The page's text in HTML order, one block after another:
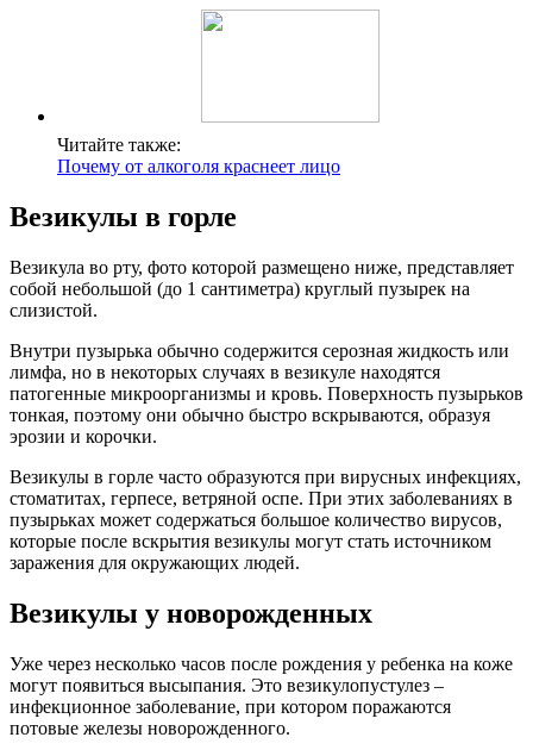
Читайте также:
Почему от алкоголя краснеет лицо
Везикулы в горле
Везикула во рту, фото которой размещено ниже, представляет
собой небольшой (до 1 сантиметра) круглый пузырек на
слизистой.
Внутри пузырька обычно содержится серозная жидкость или
лимфа, но в некоторых случаях в везикуле находятся
патогенные микроорганизмы и кровь. Поверхность пузырьков
тонкая, поэтому они обычно быстро вскрываются, образуя
эрозии и корочки.
Везикулы в горле часто образуются при вирусных инфекциях,
стоматитах, герпесе, ветряной оспе. При этих заболеваниях в
пузырьках может содержаться большое количество вирусов,
которые после вскрытия везикулы могут стать источником
заражения для окружающих людей.
Везикулы у новорожденных
Уже через несколько часов после рождения у ребенка на коже
могут появиться высыпания. Это везикулопустулез –
инфекционное заболевание, при котором поражаются
потовые железы новорожденного.